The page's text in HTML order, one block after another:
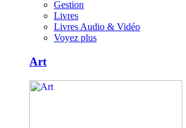
Gestion
Livres
Livres Audio & Vidéo
Voyez plus
Art